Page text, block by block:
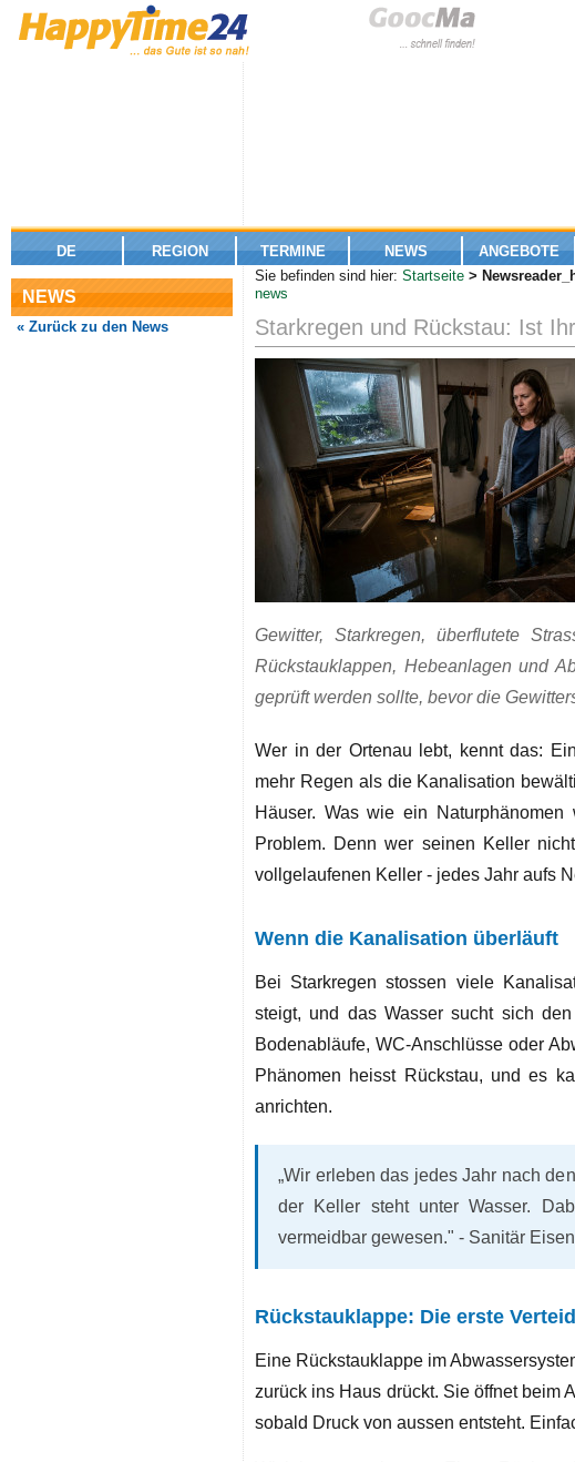
DE REGION TERMINE NEWS ANGEBOTE
NEWS
« Zurück zu den News
Sie befinden sind hier: Startseite >
news
Starkregen und Rückstau: Ist
Gewitter, Starkregen, überflutete
Rückstauklappen, Hebeanlagen und
geprüft werden sollte, bevor die
Wer in der Ortenau lebt, kennt das:
mehr Regen als die Kanalisation
Häuser. Was wie ein
Problem. Denn wer seinen Keller
vollgelaufenen Keller - jedes Jahr aufs
Wenn die Kanalisation überläuft
Bei Starkregen stossen viele
steigt, und das Wasser sucht sich
Bodenabläufe, WC-Anschlüsse oder
Phänomen heisst Rückstau, und es
anrichten.
„Wir erleben das jedes Jahr nach
der Keller steht unter Wasser.
vermeidbar gewesen." - Sanitär
Rückstauklappe: Die erste
Eine Rückstauklappe im
zurück ins Haus drückt. Sie öffnet beim
sobald Druck von aussen entsteht.